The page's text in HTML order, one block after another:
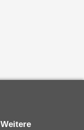
Weitere